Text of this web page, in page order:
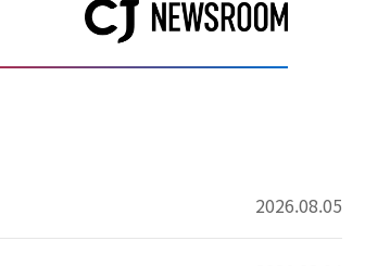
2026.08.05